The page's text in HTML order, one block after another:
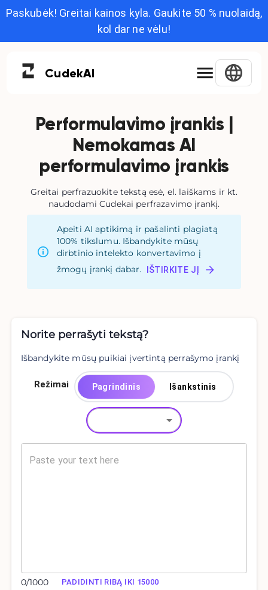
Paskubėk! Greitai kainos kyla. Gaukite 50 % nuolaidą,
kol dar ne vėlu!
CudekAI
Performulavimo įrankis |
Nemokamas AI
performulavimo įrankis
Greitai perfrazuokite tekstą esė, el. laiškams ir kt.
naudodami Cudekai perfrazavimo įrankį.
Apeiti AI aptikimą ir pašalinti plagiatą
100% tikslumu. Išbandykite mūsų
dirbtinio intelekto konvertavimo į
žmogų įrankį dabar.
IŠTIRKITE JĮ
Norite perrašyti tekstą?
Išbandykite mūsų puikiai įvertintą perrašymo įrankį
Režimai Pagrindinis Išankstinis
0/1000 PADIDINTI RIBĄ IKI 15000